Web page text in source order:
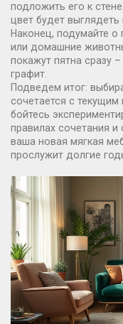
подложить его к
цвет будет выглядеть
Наконец, подумайте о
или домашние
покажут пятна сразу
графит.
Подведем итог:
сочетается с
бойтесь
правилах сочетания
ваша новая мягкая
прослужит долгие